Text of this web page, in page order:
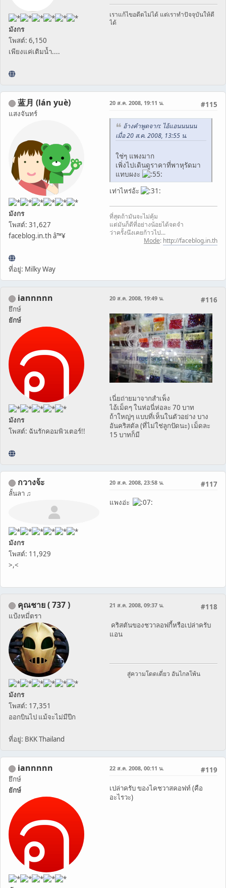
มังกร
โพสต์: 6,150
เพียงแค่เติมน้ำ....
เราแก้ไขอดีตไม่ได้ แต่เราทำปัจจุบันให้ดี
ได้
蓝月 (lán yuè)
แสงจันทร์
มังกร
โพสต์: 31,627
faceblog.in.th â™¥
ที่อยู่: Milky Way
#115
20 ส.ค. 2008, 19:11 น.
อ้างคำพูดจาก: ไอ้แอนนนนน
เมื่อ 20 ส.ค. 2008, 13:55 น.
ใช่ๆ แพงมาก
เพิ่งไปเดินดูราคาที่พาหุรัดมา
แทบผงะ
เท่าไหร่อ้ะ
ที่สุดถ้ามันจะไม่คุ้ม
แต่มันก็ดีที่อย่างน้อยได้จดจำ
ว่าครั้งนึงเคยก้าวไป...
Mode: http://faceblog.in.th
iannnnn
ยึกษ์
ยักษ์
มังกร
โพสต์: ฉันรักคอมพิวเตอร์!!
#116
20 ส.ค. 2008, 19:49 น.
เนี่ยถ่ายมาจากสำเพ็ง
ไอ้เม็ดๆ ในห่อนี่ห่อละ 70 บาท
ถ้าใหญ่ๆ แบบที่เห็นในตัวอย่าง บาง
อันคริสตัล (ที่ไม่ใช่ลูกปัดนะ) เม็ดละ
15 บาทก็มี
กวางจ้ะ
ลั้นลา ♫
มังกร
โพสต์: 11,929
>,<
#117
20 ส.ค. 2008, 23:58 น.
แพงอ่ะ
คุณชาย ( 737 )
แป้งหมี่ตรา
มังกร
โพสต์: 17,351
ออกบินไป แม้จะไม่มีปีก
ที่อยู่: BKK Thailand
#118
21 ส.ค. 2008, 09:37 น.
คริสตันของชวาลอฟกี้หรือเปล่าครับ
แอน
สู่ความโดดเดี่ยว อันไกลโพ้น
iannnnn
ยึกษ์
ยักษ์
#119
22 ส.ค. 2008, 00:11 น.
เปล่าครับ ของไคชวาสคอฟท์ (คือ
อะไรวะ)